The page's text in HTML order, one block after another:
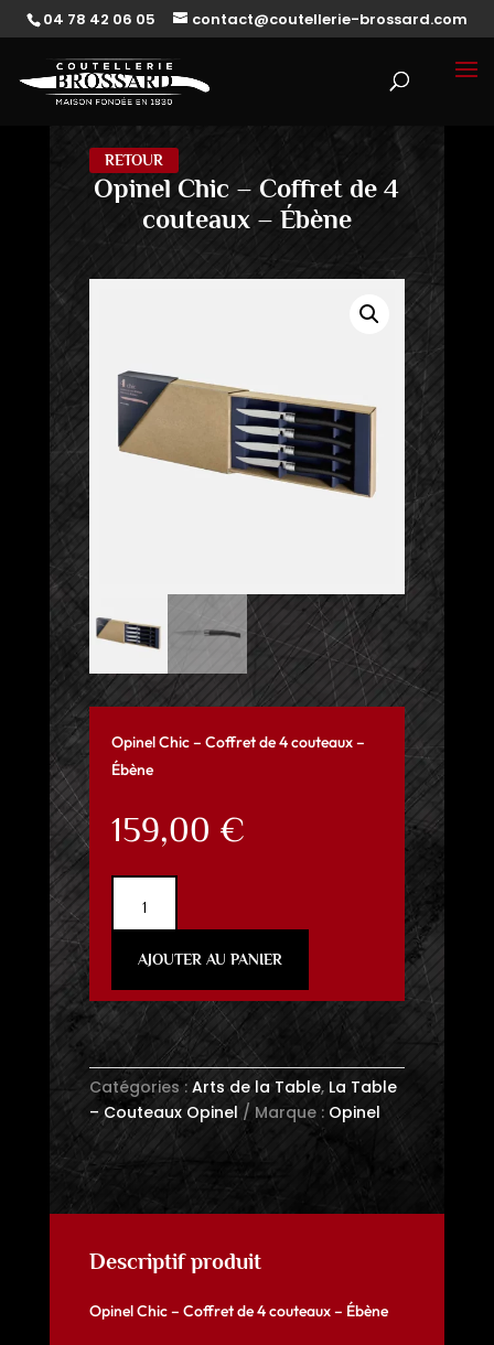
04 78 42 06 05 contact@coutellerie-brossard.com
RETOUR
Opinel Chic – Coffret de 4
couteaux – Ébène
Opinel Chic – Coffret de 4 couteaux –
Ébène
159,00 €
Chic
-
Coffret
4
couteaux
-
Ébène
AJOUTER AU PANIER
Catégories : Arts de la Table, La Table
– Couteaux Opinel
Marque : Opinel
Descriptif produit
Opinel Chic – Coffret de 4 couteaux – Ébène